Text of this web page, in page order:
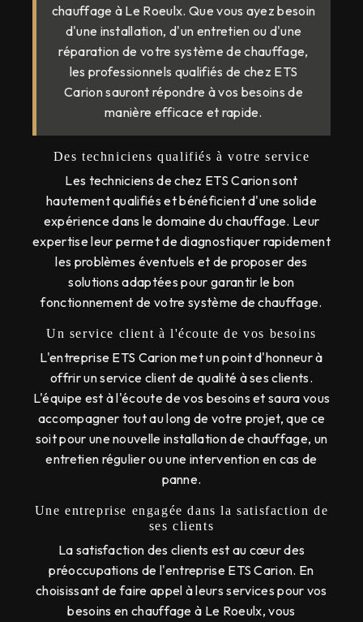
chauffage à Le Roeulx. Que vous ayez besoin
d'une installation, d'un entretien ou d'une
réparation de votre système de chauffage,
les professionnels qualifiés de chez ETS
Carion sauront répondre à vos besoins de
manière efficace et rapide.
Des techniciens qualifiés à votre service
Les techniciens de chez ETS Carion sont
hautement qualifiés et bénéficient d'une solide
expérience dans le domaine du chauffage. Leur
expertise leur permet de diagnostiquer rapidement
les problèmes éventuels et de proposer des
solutions adaptées pour garantir le bon
fonctionnement de votre système de chauffage.
Un service client à l'écoute de vos besoins
L'entreprise ETS Carion met un point d'honneur à
offrir un service client de qualité à ses clients.
L'équipe est à l'écoute de vos besoins et saura vous
accompagner tout au long de votre projet, que ce
soit pour une nouvelle installation de chauffage, un
entretien régulier ou une intervention en cas de
panne.
Une entreprise engagée dans la satisfaction de
ses clients
La satisfaction des clients est au cœur des
préoccupations de l'entreprise ETS Carion. En
choisissant de faire appel à leurs services pour vos
besoins en chauffage à Le Roeulx, vous